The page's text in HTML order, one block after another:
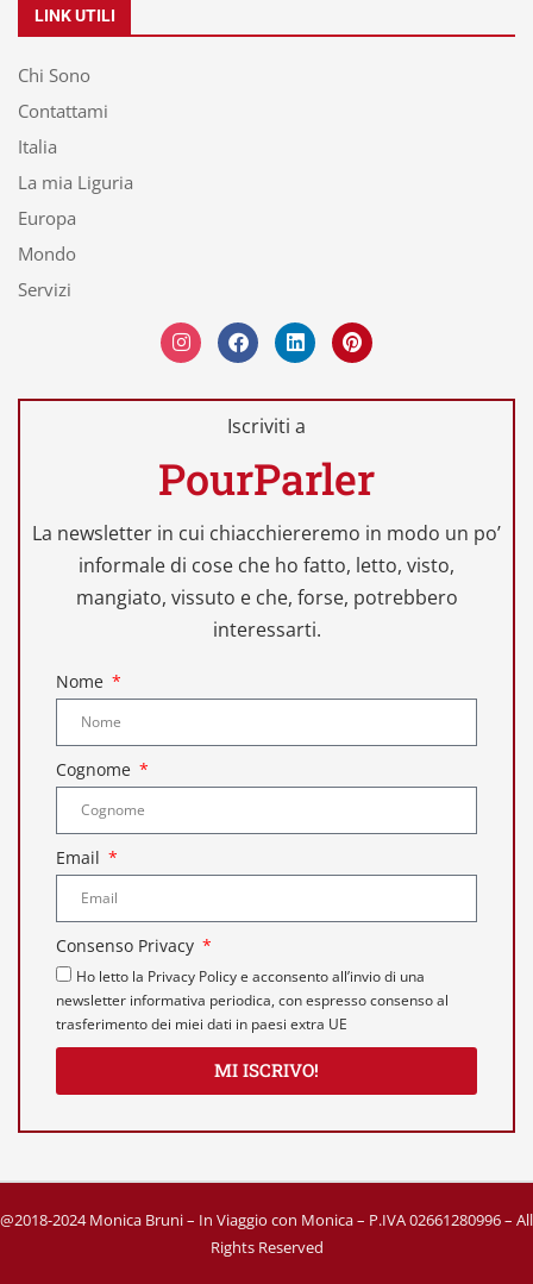
LINK UTILI
Chi Sono
Contattami
Italia
La mia Liguria
Europa
Mondo
Servizi
Iscriviti a
PourParler
La newsletter in cui chiacchiereremo in modo un po’
informale di cose che ho fatto, letto, visto,
mangiato, vissuto e che, forse, potrebbero
interessarti.
Nome
Cognome
Email
Consenso Privacy
Ho letto la Privacy Policy e acconsento all’invio di una
newsletter informativa periodica, con espresso consenso al
trasferimento dei miei dati in paesi extra UE
MI ISCRIVO!
@2018-2024 Monica Bruni – In Viaggio con Monica – P.IVA 02661280996 – All
Rights Reserved